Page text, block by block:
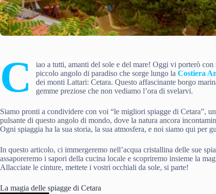
C
iao a tutti, amanti del sole e del mare! Oggi vi porterò
piccolo angolo di paradiso che sorge lungo la Costiera
dei monti Lattari: Cetara. Questo affascinante borgo
gemme preziose che non vediamo l’ora di svelarvi.
Siamo pronti a condividere con voi “le migliori spiagge di Cetara”,
pulsante di questo angolo di mondo, dove la natura ancora
Ogni spiaggia ha la sua storia, la sua atmosfera, e noi siamo qui per
In questo articolo, ci immergeremo nell’acqua cristallina delle sue
assaporeremo i sapori della cucina locale e scopriremo insieme la
Allacciate le cinture, mettete i vostri occhiali da sole, si parte!
La magia delle spiagge di Cetara